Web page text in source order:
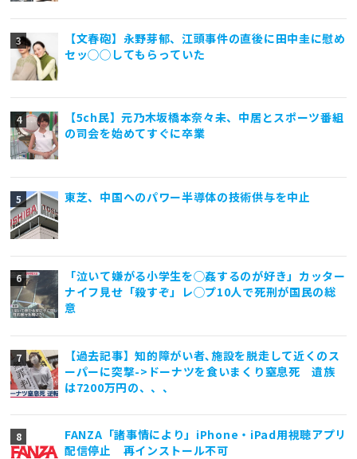
【文春砲】永野芽郁、江頭事件の直後に田中圭に慰め
セッ◯◯してもらっていた
【5ch民】元乃木坂橋本奈々未、中居とスポーツ番組
の司会を始めてすぐに卒業
東芝、中国へのパワー半導体の技術供与を中止
「泣いて嫌がる小学生を◯姦するのが好き」カッター
ナイフ見せ「殺すぞ」レ◯プ10人で死刑が国民の総
意
【過去記事】知的障がい者､施設を脱走して近くのス
ーパーに突撃->ドーナツを食いまくり窒息死 遺族
は7200万円の、、、
FANZA「諸事情により」iPhone・iPad用視聴アプリ
配信停止 再インストール不可